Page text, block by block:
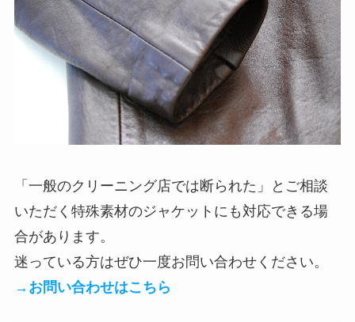
「一般のクリーニング店では断られた」とご相談
いただく特殊素材のジャケットにも対応できる場
合があります。
迷っている方はぜひ一度お問い合わせください。
→お問い合わせはこちら